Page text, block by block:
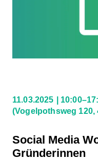
11.03.2025
(Vogelpothsweg 120,
Social Media
Gründerinnen